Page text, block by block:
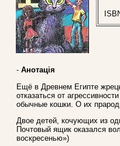
- Анотація
Ещё в Древнем Египте
отказаться от
обычные кошки. О их
Двое детей, кочующих из
Почтовый ящик оказался
воскресенью»)